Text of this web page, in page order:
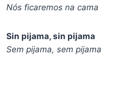
Nós ficaremos na cama
Sin pijama, sin pijama
Sem pijama, sem pijama